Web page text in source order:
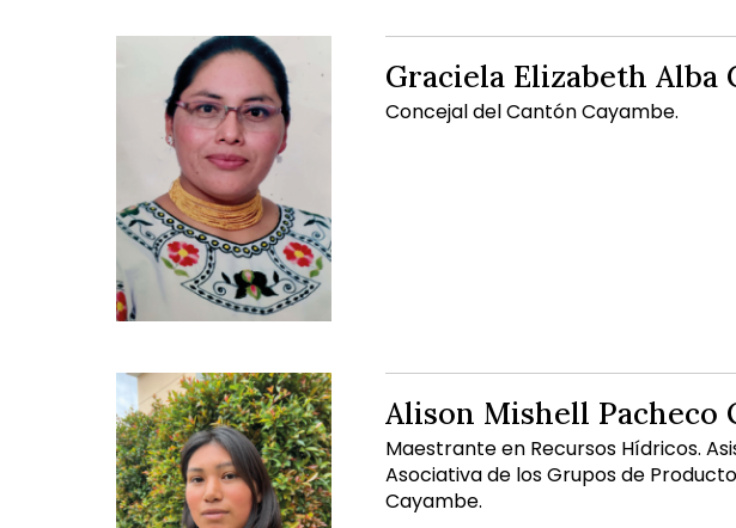
Graciela Elizabeth Alba
Concejal del Cantón Cayambe.
Alison Mishell Pacheco
Maestrante en Recursos Hídricos.
Asociativa de los Grupos de
Cayambe.